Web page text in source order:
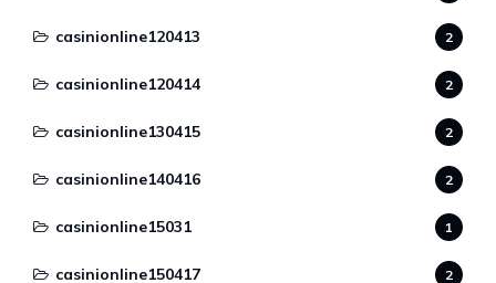
casinionline120413 2
casinionline120414 2
casinionline130415 2
casinionline140416 2
casinionline15031 1
casinionline150417 2